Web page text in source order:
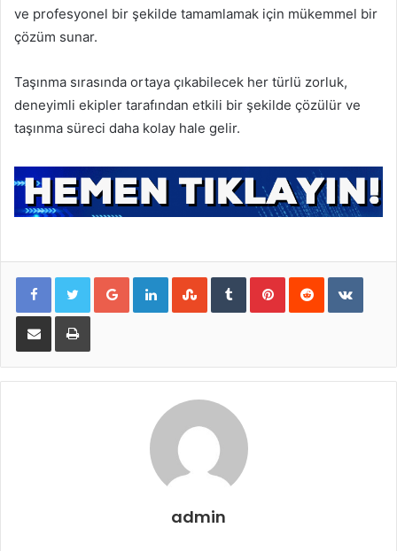
ve profesyonel bir şekilde tamamlamak için mükemmel bir
çözüm sunar.
Taşınma sırasında ortaya çıkabilecek her türlü zorluk,
deneyimli ekipler tarafından etkili bir şekilde çözülür ve
taşınma süreci daha kolay hale gelir.
Google+ LinkedIn StumbleUpon Tumblr Pinterest Reddit
E-Posta ile paylaş Yazdır
admin